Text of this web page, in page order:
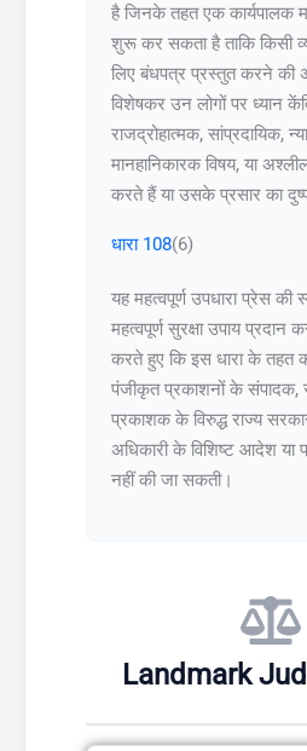
है जिनके तहत एक कार्यपालक
शुरू कर सकता है ताकि किसी
लिए बंधपत्र प्रस्तुत करने की
विशेषकर उन लोगों पर ध्यान
राजद्रोहात्मक, सांप्रदायिक,
मानहानिकारक विषय, या
करते हैं या उसके प्रसार का
धारा 108(6)
यह महत्वपूर्ण उपधारा प्रेस की
महत्वपूर्ण सुरक्षा उपाय प्रदान
करते हुए कि इस धारा के तहत
पंजीकृत प्रकाशनों के संपादक,
प्रकाशक के विरुद्ध राज्य
अधिकारी के विशिष्ट आदेश या
नहीं की जा सकती।
Landmark